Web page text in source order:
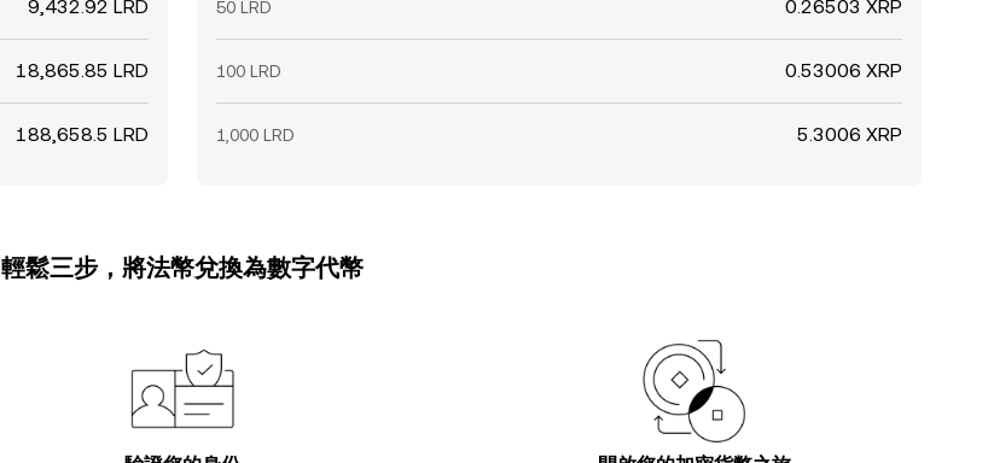
9,432.92 LRD
18,865.85 LRD
188,658.5 LRD
50 LRD 0.26503 XRP
100 LRD 0.53006 XRP
1,000 LRD 5.3006 XRP
輕鬆三步，將法幣兌換為數字代幣